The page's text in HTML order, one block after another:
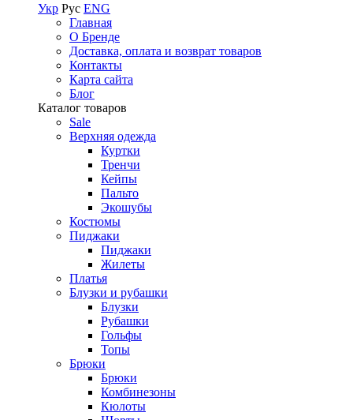
Укр Рус ENG
Главная
О Бренде
Доставка, оплата и возврат товаров
Контакты
Карта сайта
Блог
Каталог товаров
Sale
Верхняя одежда
Куртки
Тренчи
Кейпы
Пальто
Экошубы
Костюмы
Пиджаки
Пиджаки
Жилеты
Платья
Блузки и рубашки
Блузки
Рубашки
Гольфы
Топы
Брюки
Брюки
Комбинезоны
Кюлоты